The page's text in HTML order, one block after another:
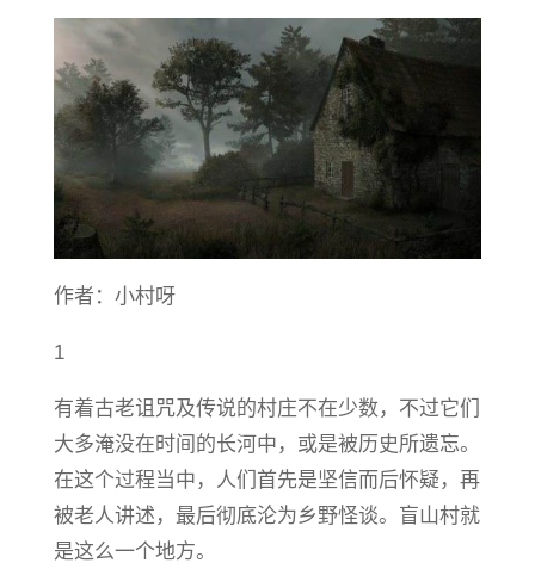
作者：小村呀
1
有着古老诅咒及传说的村庄不在少数，不过它们
大多淹没在时间的长河中，或是被历史所遗忘。
在这个过程当中，人们首先是坚信而后怀疑，再
被老人讲述，最后彻底沦为乡野怪谈。盲山村就
是这么一个地方。